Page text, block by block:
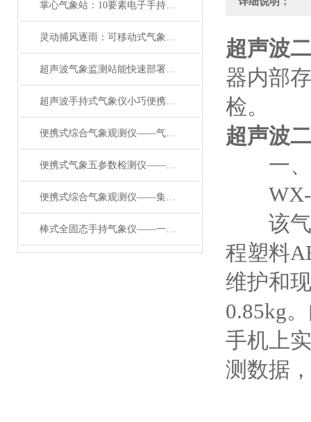
掌心气象站：10要素电子手持气象仪的精准赋能
灵动捕风逐雨：可移动式气象观测仪器的硬核实力
超声波气象监测站能快速部署的智慧气象设备
超声波手持式气象仪小巧便携的“气象小能手”
便携式综合气象观测仪——气象数据宝库的应急移动式气象站2024已更新
便携式气象五参数检测仪——一款集多项气象要素于一体的便携式手持气象站
便携式综合气象观测仪——集多项气象要素于一体的手持气象仪2024顺丰包邮
棒式全固态手持气象仪——一款真省劲儿的便携式地面观测站#2024已更新
超声波
器内部
检。
超声波
一、
WX-
该气
程塑料
维护和
0.85kg
手机上
测数据